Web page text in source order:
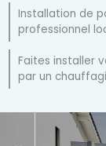
Installation de
professionnel
Faites installer
par un